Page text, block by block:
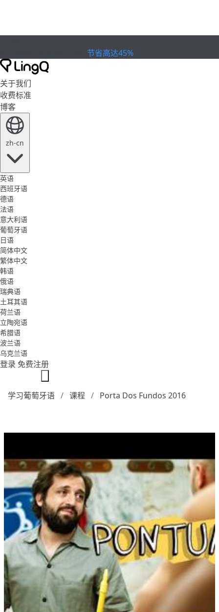
节省高达45%
关于我们
收费标准
博客
zh-cn
英语
西班牙语
德语
法语
意大利语
葡萄牙语
日语
简体中文
繁体中文
韩语
俄语
瑞典语
土耳其语
荷兰语
立陶宛语
希腊语
波兰语
乌克兰语
登录 免费注册
学习葡萄牙语 课程 Porta Dos Fundos 2016